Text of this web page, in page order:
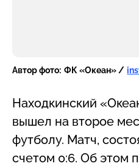
Автор фото: ФК «Океан» /
Находкинский
вышел на второе
футболу. Матч,
счетом 0:6. Об этом